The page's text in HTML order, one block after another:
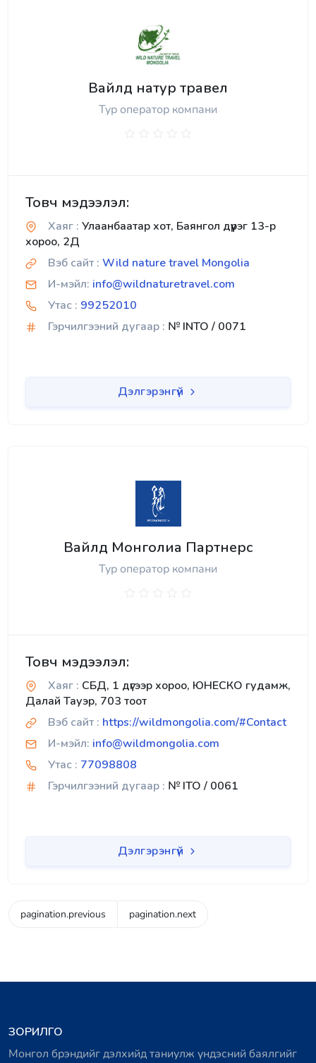
Вайлд натур травел
Тур оператор компани
Товч мэдээлэл:
Хаяг : Улаанбаатар хот, Баянгол дүүрэг 13-р
хороо, 2Д
Вэб сайт : Wild nature travel Mongolia
И-мэйл: info@wildnaturetravel.com
Утас : 99252010
Гэрчилгээний дугаар : № INTO / 0071
Дэлгэрэнгүй
Вайлд Монголиа Партнерс
Тур оператор компани
Товч мэдээлэл:
Хаяг : СБД, 1 дүгээр хороо, ЮНЕСКО гудамж,
Далай Тауэр, 703 тоот
Вэб сайт : https://wildmongolia.com/#Contact
И-мэйл: info@wildmongolia.com
Утас : 77098808
Гэрчилгээний дугаар : № ITO / 0061
Дэлгэрэнгүй
pagination.previous pagination.next
ЗОРИЛГО
Монгол брэндийг дэлхийд таниулж үндэсний баялгийг